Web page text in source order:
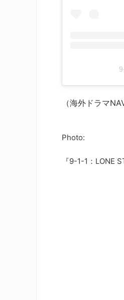
（海外ドラマ
Photo:
『9-1-1：LONE